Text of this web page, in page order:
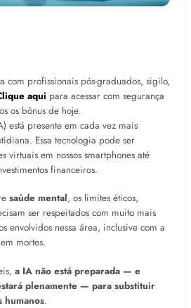
com profissionais pós-graduados, sigilo,
aqui para acessar com segurança
os bônus de hoje.
está presente em cada vez mais
Essa tecnologia pode ser
virtuais em nossos smartphones até
financeiros.
saúde mental, os limites éticos,
ser respeitados com muito mais
envolvidos nessa área, inclusive com a
mortes.
a IA não está preparada — e
plenamente — para substituir
humanos.